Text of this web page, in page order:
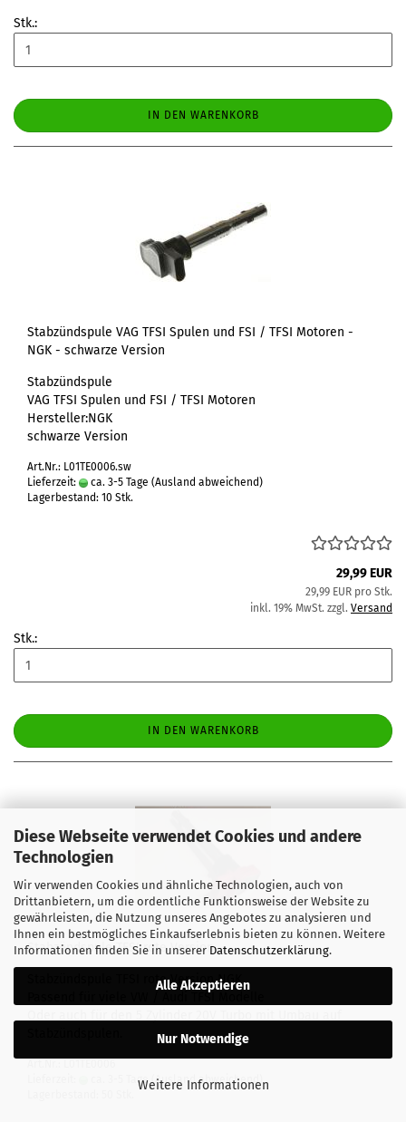
Diese Webseite verwendet Cookies und andere
Technologien
Wir verwenden Cookies und ähnliche Technologien, auch von
Drittanbietern, um die ordentliche Funktionsweise der Website zu
gewährleisten, die Nutzung unseres Angebotes zu analysieren und
Ihnen ein bestmögliches Einkaufserlebnis bieten zu können. Weitere
Informationen finden Sie in unserer Datenschutzerklärung.
Alle Akzeptieren
Nur Notwendige
Weitere Informationen
Stk.:
IN DEN WARENKORB
Stabzündspule VAG TFSI Spulen und FSI / TFSI Motoren -
NGK - schwarze Version
Stabzündspule
VAG TFSI Spulen und FSI / TFSI Motoren
Hersteller:NGK
schwarze Version
Art.Nr.: L01TE0006.sw
Lieferzeit:
ca. 3-5 Tage (Ausland abweichend)
Lagerbestand: 10 Stk.
29,99 EUR
29,99 EUR pro Stk.
inkl. 19% MwSt. zzgl. Versand
Stk.:
IN DEN WARENKORB
Stabzündspule TFSI rote Version
Stabzündspule TFSI rote Version NGK
Passend für viele VW / Audi TFSI Modelle
ca. 3-5 Tage (Ausland abweichend)